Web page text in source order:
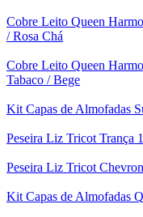
Cobre Leito Queen
/ Rosa Chá
Cobre Leito Queen
Tabaco / Bege
Kit Capas de Almofadas
Peseira Liz Tricot Trança
Peseira Liz Tricot
Kit Capas de Almofadas